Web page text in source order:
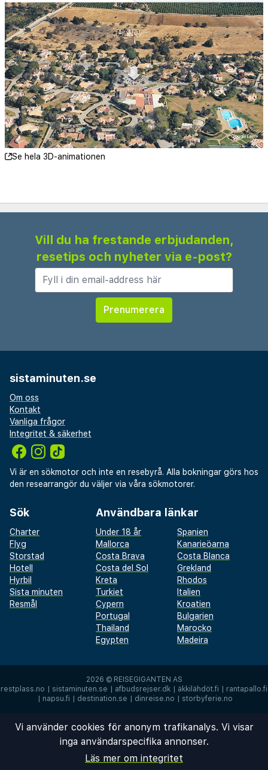
Se hela 3D-animationen
Vill du ha frestande erbjudanden,
resetips och nyheter via e-post?
sistaminuten.se
Om oss
Kontakt
Vanliga frågor
Integritet & säkerhet
Vi är en sökmotor och inte en resebyrå. Alla bokningar görs hos
den researrangör du väljer via våra sökmotorer.
Sök
Charter
Flyg
Storstad
Hotell
Hyrbil
Sista minuten
Resmål
Användbara länkar
Under 18 år
Spanien
Mallorca
Kanarieöarna
Costa Brava
Costa Blanca
Costa del Sol
Grekland
Kreta
Rhodos
Turkiet
Italien
Cypern
Kroatien
Portugal
Bulgarien
Thailand
Marocko
Egypten
Madeira
2026 © REISEGIGANTEN AS
restplass.no
sistaminuten.se afbudsrejser.dk äkkilähdöt.fi
rantapallo.fi
napsu.fi destination.se dinreise.no storbyferie.no
Vi använder cookies för anonym trafikanalys. Vi visar
inga användarspecifika annonser.
Läs mer om integritet